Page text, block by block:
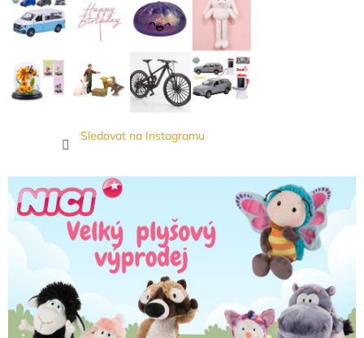
Sledovat na Instagramu